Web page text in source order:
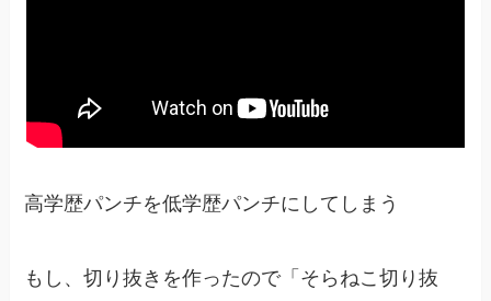
高学歴パンチを低学歴パンチにしてしまう
もし、切り抜きを作ったので「そらねこ切り抜